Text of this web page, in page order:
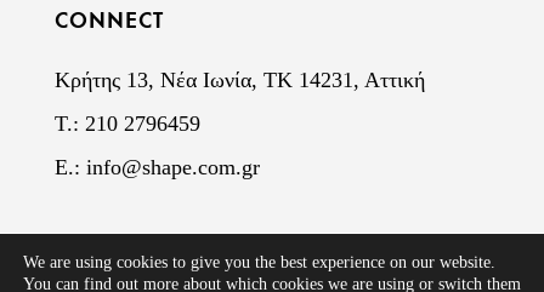
CONNECT
Κρήτης 13, Νέα Ιωνία, ΤΚ 14231, Αττική
Τ.: 210 2796459
E.: info@shape.com.gr
SHAPE ΙΚΕ - Aρ. Γ.Ε.ΜΗ. 86022902000
We are using cookies to give you the best experience on our website.
You can find out more about which cookies we are using or switch them